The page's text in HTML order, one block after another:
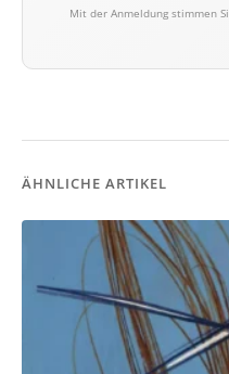
Mit der Anmeldung stimmen
ÄHNLICHE ARTIKEL